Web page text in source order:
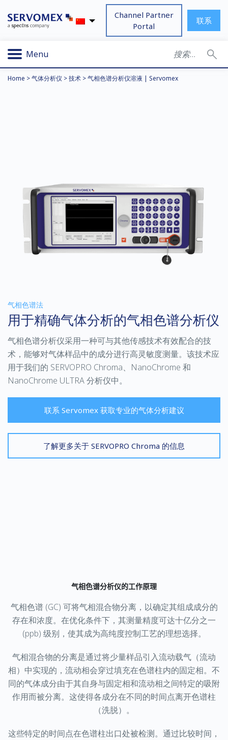
Channel Partner
Portal
联系
Menu
Home >气体分析仪 >技术 >气相色谱分析仪溶液 | Servomex
气相色谱法
用于精确气体分析的气相色谱分析仪
气相色谱分析仪采用一种可与其他传感技术有效配合的技
术，能够对气体样品中的成分进行高灵敏度测量。该技术应
用于我们的 SERVOPRO Chroma、 NanoChrome 和
NanoChrome ULTRA分析仪中。
联系 Servomex 获取专业的气体分析建议
了解更多关于 SERVOPRO Chroma 的信息
气相色谱分析仪的工作原理
气相色谱 (GC) 可将气相混合物分离，以确定其组成成分的
存在和浓度。在优化条件下，其测量精度可达十亿分之一
(ppb) 级别，使其成为高纯度控制工艺的理想选择。
气相混合物的分离是通过将少量样品引入流动载气（流动
相）中实现的，流动相会穿过填充在色谱柱内的固定相。不
同的气体成分由于其自身与固定相和流动相之间特定的吸附
作用而被分离。这使得各成分在不同的时间点离开色谱柱
（洗脱）。
这些特定的时间点在色谱柱出口处被检测。通过比较时间，